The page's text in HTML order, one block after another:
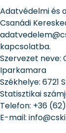
Adatvédelmi és
Csanádi
kapcsolatba.
Szervezet neve:
Iparkamara
Székhelye: 6721
Statisztikai
Telefon: +36
E-mail: